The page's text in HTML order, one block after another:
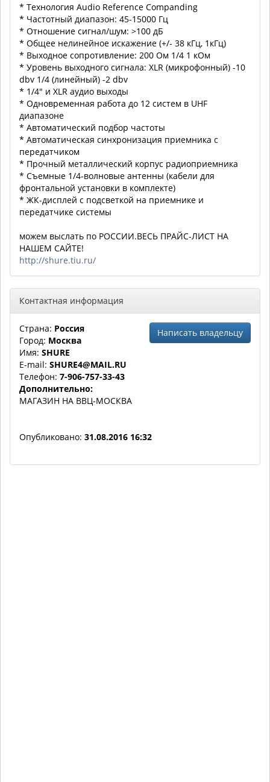
* Технология Audio Reference Companding
* Частотный диапазон: 45-15000 Гц
* Отношение сигнал/шум: >100 дБ
* Общее нелинейное искажение (+/- 38 кГц, 1кГц)
* Выходное сопротивление: 200 Ом 1/4 1 кОм
* Уровень выходного сигнала: XLR (микрофонный) -10
dbv 1/4 (линейный) -2 dbv
* 1/4" и XLR аудио выходы
* Одновременная работа до 12 систем в UHF
диапазоне
* Автоматический подбор частоты
* Автоматическая синхронизация приемника с
передатчиком
* Прочный металлический корпус радиоприемника
* Съемные 1/4-волновые антенны (кабели для
фронтальной установки в комплекте)
* ЖК-дисплей с подсветкой на приемнике и
передатчике системы
можем выслать по РОССИИ.ВЕСЬ ПРАЙС-ЛИСТ НА
НАШЕМ САЙТЕ!
http://shure.tiu.ru/
Контактная информация
Написать владельцу
Страна: Россия
Город: Москва
Имя: SHURE
E-mail: SHURE4@MAIL.RU
Телефон: 7-906-757-33-43
Дополнительно:
МАГАЗИН НА ВВЦ-МОСКВА
Опубликовано: 31.08.2016 16:32